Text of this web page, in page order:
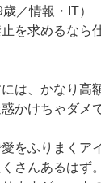
／情報・IT）
止を求めるなら
は、かなり高
かけちゃダメ
をふりまくア
さんあるはず